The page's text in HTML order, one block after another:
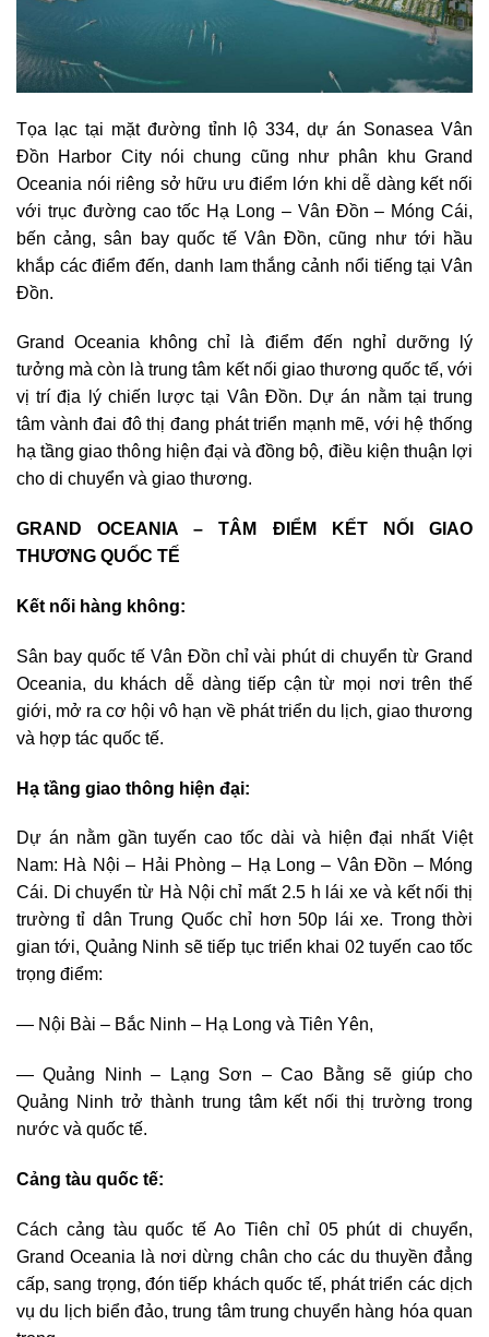
Tọa lạc tại mặt đường tỉnh lộ 334, dự án Sonasea Vân
Đồn Harbor City nói chung cũng như phân khu Grand
Oceania nói riêng sở hữu ưu điểm lớn khi dễ dàng kết nối
với trục đường cao tốc Hạ Long – Vân Đồn – Móng Cái,
bến cảng, sân bay quốc tế Vân Đồn, cũng như tới hầu
khắp các điểm đến, danh lam thắng cảnh nổi tiếng tại Vân
Đồn.
Grand Oceania không chỉ là điểm đến nghỉ dưỡng lý
tưởng mà còn là trung tâm kết nối giao thương quốc tế, với
vị trí địa lý chiến lược tại Vân Đồn. Dự án nằm tại trung
tâm vành đai đô thị đang phát triển mạnh mẽ, với hệ thống
hạ tầng giao thông hiện đại và đồng bộ, điều kiện thuận lợi
cho di chuyển và giao thương.
GRAND OCEANIA – TÂM ĐIỂM KẾT NỐI GIAO
THƯƠNG QUỐC TẾ
Kết nối hàng không:
Sân bay quốc tế Vân Đồn chỉ vài phút di chuyển từ Grand
Oceania, du khách dễ dàng tiếp cận từ mọi nơi trên thế
giới, mở ra cơ hội vô hạn về phát triển du lịch, giao thương
và hợp tác quốc tế.
Hạ tầng giao thông hiện đại:
Dự án nằm gần tuyến cao tốc dài và hiện đại nhất Việt
Nam: Hà Nội – Hải Phòng – Hạ Long – Vân Đồn – Móng
Cái. Di chuyển từ Hà Nội chỉ mất 2.5 h lái xe và kết nối thị
trường tỉ dân Trung Quốc chỉ hơn 50p lái xe. Trong thời
gian tới, Quảng Ninh sẽ tiếp tục triển khai 02 tuyến cao tốc
trọng điểm:
— Nội Bài – Bắc Ninh – Hạ Long và Tiên Yên,
— Quảng Ninh – Lạng Sơn – Cao Bằng sẽ giúp cho
Quảng Ninh trở thành trung tâm kết nối thị trường trong
nước và quốc tế.
Cảng tàu quốc tế:
Cách cảng tàu quốc tế Ao Tiên chỉ 05 phút di chuyển,
Grand Oceania là nơi dừng chân cho các du thuyền đẳng
cấp, sang trọng, đón tiếp khách quốc tế, phát triển các dịch
vụ du lịch biển đảo, trung tâm trung chuyển hàng hóa quan